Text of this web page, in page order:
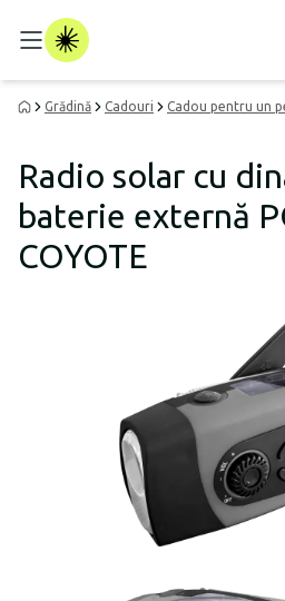
Grădină Cadouri Cadou pentru un
Radio solar cu
baterie externă
COYOTE